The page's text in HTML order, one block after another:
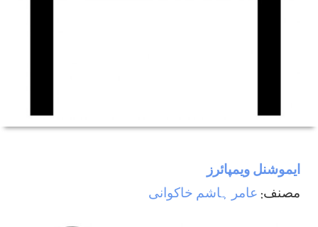
ایموشنل ویمپائرز
مصنف: عامر ہاشم خاکوانی